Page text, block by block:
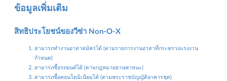
ข้อมูลเพิ่มเติม
สิทธิประโยชน์ของวีซ่า Non-O-X
สามารถทำงานอาสาสมัครได้ (ตามรายการงานอาสาที่กระทรวงแรงงาน
กำหนด)
สามารถซื้อรถยนต์ได้ (ตามกฎหมายยานพาหนะ)
สามารถซื้อคอนโดมิเนียมได้ (ตามพระราชบัญญัติอาคารชุด)